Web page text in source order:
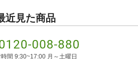
近見た商品
間 9:30~17:00 月～土曜日